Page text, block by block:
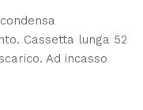
Cassetta lunga 52
Ad incasso